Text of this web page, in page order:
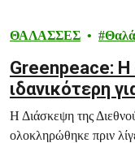
ΘΑΛΑΣΣΕΣ
Greenpeace: Η
ιδανικότερη
ωκεανών από
υδάτων
Η Διάσκεψη της
ολοκληρώθηκε πριν